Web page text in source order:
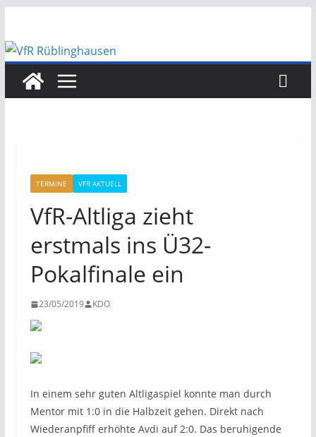
springen
TERMINE VFR AKTUELL
VfR-Altliga zieht
erstmals ins Ü32-
Pokalfinale ein
23/05/2019 KDO
In einem sehr guten Altligaspiel konnte man durch
Mentor mit 1:0 in die Halbzeit gehen. Direkt nach
Wiederanpfiff erhöhte Avdi auf 2:0. Das beruhigende